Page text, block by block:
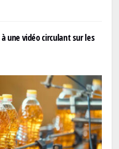
une vidéo circulant sur les